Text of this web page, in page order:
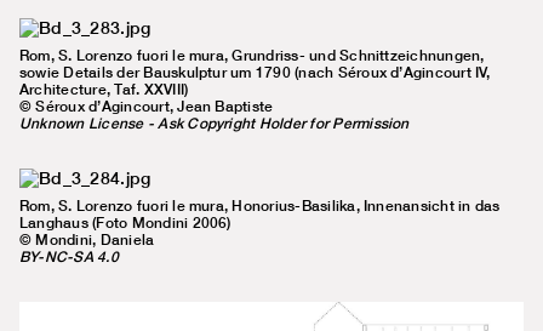
Rom, S. Lorenzo fuori le mura, Grundriss- und Schnittzeichnungen,
sowie Details der Bauskulptur um 1790 (nach Séroux d’Agincourt IV,
Architecture, Taf. XXVIII)
© Séroux d’Agincourt, Jean Baptiste
Unknown License - Ask Copyright Holder for Permission
Rom, S. Lorenzo fuori le mura, Honorius-Basilika, Innenansicht in das
Langhaus (Foto Mondini 2006)
© Mondini, Daniela
BY-NC-SA 4.0